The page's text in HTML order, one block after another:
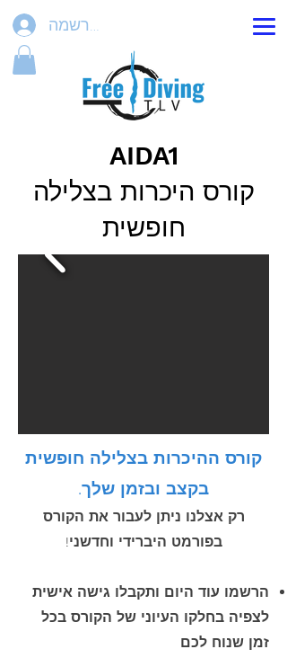
הרשמה
AIDA1
קורס היכרות בצלילה
חופשית
קורס ההיכרות בצלילה חופשית
בקצב ובזמן שלך.
רק אצלנו ניתן לעבור את הקורס
בפורמט היברידי וחדשני!
הרשמו עוד היום ותקבלו גישה אישית
לצפיה בחלקו העיוני של הקורס בכל
זמן שנוח לכם